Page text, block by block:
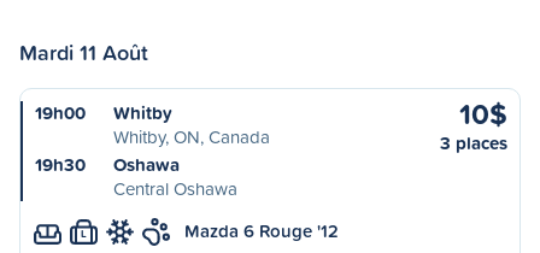
Mardi 11 Août
19h00
Whitby
Whitby, ON, Canada
19h30
Oshawa
Central Oshawa
10$
3 places
L Mazda 6 Rouge '12